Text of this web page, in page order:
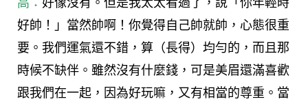
高： 好像沒有。但是我太太看過了，說「你年輕時
好帥！」當然帥啊！你覺得自己帥就帥，心態很重
要。我們運氣還不錯，算（長得）均勻的，而且那
時候不缺伴。雖然沒有什麼錢，可是美眉還滿喜歡
跟我們在一起，因為好玩嘛，又有相當的尊重。當